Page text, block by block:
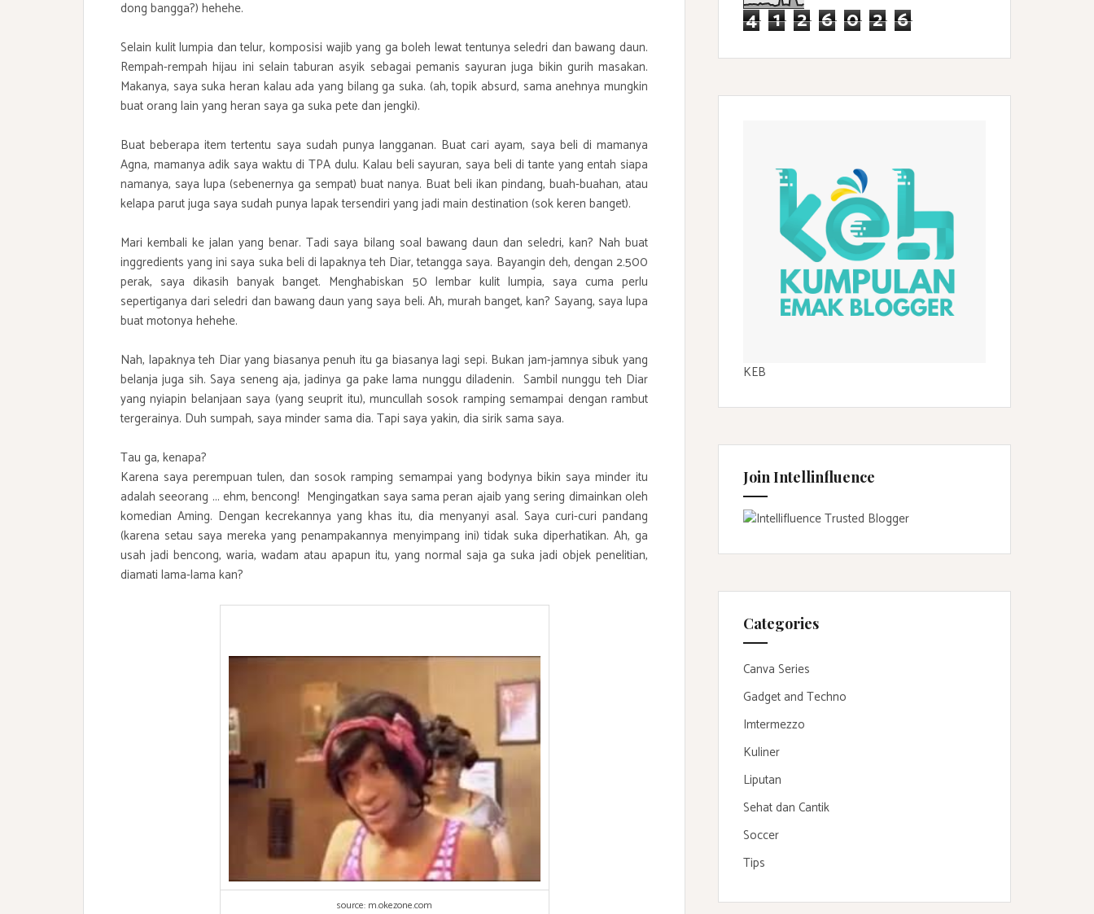
dong bangga?) hehehe.
Selain kulit lumpia dan telur, komposisi wajib yang ga boleh lewat tentunya seledri dan bawang daun.
Rempah-rempah hijau ini selain taburan asyik sebagai pemanis sayuran juga bikin gurih masakan.
Makanya, saya suka heran kalau ada yang bilang ga suka. (ah, topik absurd, sama anehnya mungkin
buat orang lain yang heran saya ga suka pete dan jengki).
Buat beberapa item tertentu saya sudah punya langganan. Buat cari ayam, saya beli di mamanya
Agna, mamanya adik saya waktu di TPA dulu. Kalau beli sayuran, saya beli di tante yang entah siapa
namanya, saya lupa (sebenernya ga sempat) buat nanya. Buat beli ikan pindang, buah-buahan, atau
kelapa parut juga saya sudah punya lapak tersendiri yang jadi main destination (sok keren banget).
Mari kembali ke jalan yang benar. Tadi saya bilang soal bawang daun dan seledri, kan? Nah buat
inggredients yang ini saya suka beli di lapaknya teh Diar, tetangga saya. Bayangin deh, dengan 2.500
perak, saya dikasih banyak banget. Menghabiskan 50 lembar kulit lumpia, saya cuma perlu
sepertiganya dari seledri dan bawang daun yang saya beli. Ah, murah banget, kan? Sayang, saya lupa
buat motonya hehehe.
Nah, lapaknya teh Diar yang biasanya penuh itu ga biasanya lagi sepi. Bukan jam-jamnya sibuk yang
belanja juga sih. Saya seneng aja, jadinya ga pake lama nunggu diladenin. Sambil nunggu teh Diar
yang nyiapin belanjaan saya (yang seuprit itu), muncullah sosok ramping semampai dengan rambut
tergerainya. Duh sumpah, saya minder sama dia. Tapi saya yakin, dia sirik sama saya.
Tau ga, kenapa?
Karena saya perempuan tulen, dan sosok ramping semampai yang bodynya bikin saya minder itu
adalah seeorang ... ehm, bencong! Mengingatkan saya sama peran ajaib yang sering dimainkan oleh
komedian Aming. Dengan kecrekannya yang khas itu, dia menyanyi asal. Saya curi-curi pandang
(karena setau saya mereka yang penampakannya menyimpang ini) tidak suka diperhatikan. Ah, ga
usah jadi bencong, waria, wadam atau apapun itu, yang normal saja ga suka jadi objek penelitian,
diamati lama-lama kan?
source:m.okezone.com
4 1 2 6 0 2 6
KEB
Join Intellinfluence
Categories
Canva Series
Gadget and Techno
Imtermezzo
Kuliner
Liputan
Sehat dan Cantik
Soccer
Tips